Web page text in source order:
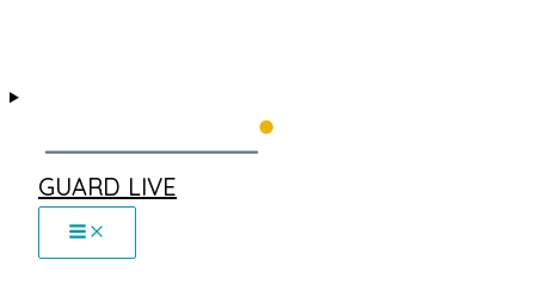
GUARD LIVE